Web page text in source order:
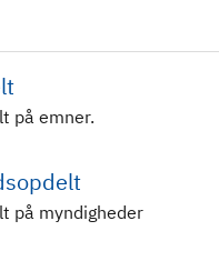
på emner.
på myndigheder